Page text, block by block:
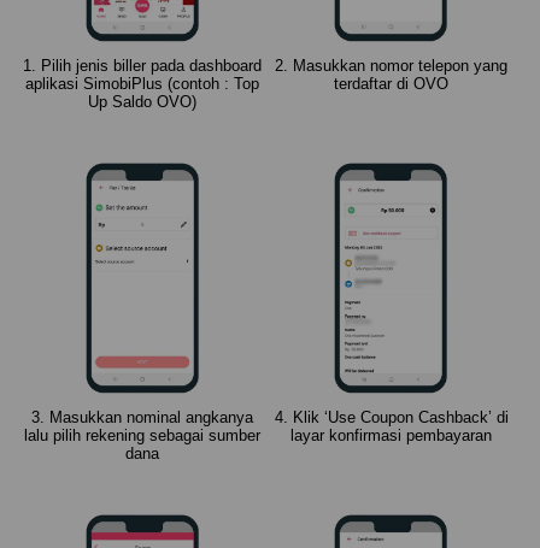
1. Pilih jenis biller pada dashboard
aplikasi SimobiPlus (contoh : Top
Up Saldo OVO)
2. Masukkan nomor telepon yang
terdaftar di OVO
3. Masukkan nominal angkanya
lalu pilih rekening sebagai sumber
dana
4. Klik ‘Use Coupon Cashback’ di
layar konfirmasi pembayaran